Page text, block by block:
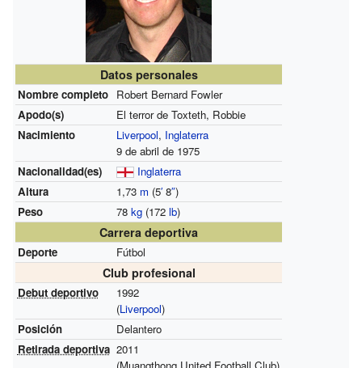
Datos personales
Nombre completo Robert Bernard Fowler
Apodo(s)
El terror de Toxteth, Robbie
Nacimiento
Liverpool, Inglaterra
9 de abril de 1975
Nacionalidad(es)
Inglaterra
Altura
1,73 m (5′8″)
Peso
78 kg(172 lb)
Carrera deportiva
Deporte Fútbol
Club profesional
Debut deportivo
1992
(Liverpool)
Posición
Delantero
Retirada deportiva 2011
(Muangthong United Football Club)